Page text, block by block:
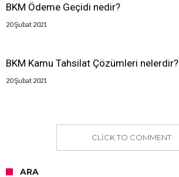
BKM Ödeme Geçidi nedir?
20 Şubat 2021
BKM Kamu Tahsilat Çözümleri nelerdir?
20 Şubat 2021
CLICK TO COMMENT
ARA